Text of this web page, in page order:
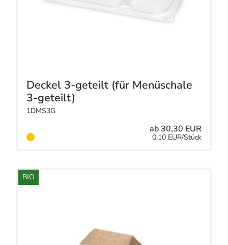
Deckel 3-geteilt (für Menüschale
3-geteilt)
1DMS3G
ab 30,30 EUR
0,10 EUR/Stück
BIO